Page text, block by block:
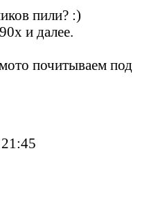
пили? :)
и далее.
почитываем под